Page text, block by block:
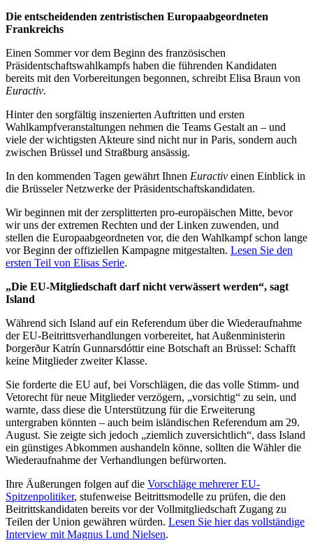
Die entscheidenden zentristischen Europaabgeordneten
Frankreichs
Einen Sommer vor dem Beginn des französischen
Präsidentschaftswahlkampfs haben die führenden Kandidaten
bereits mit den Vorbereitungen begonnen, schreibt Elisa Braun von
Euractiv.
Hinter den sorgfältig inszenierten Auftritten und ersten
Wahlkampfveranstaltungen nehmen die Teams Gestalt an – und
viele der wichtigsten Akteure sind nicht nur in Paris, sondern auch
zwischen Brüssel und Straßburg ansässig.
In den kommenden Tagen gewährt Ihnen Euractiv einen Einblick in
die Brüsseler Netzwerke der Präsidentschaftskandidaten.
Wir beginnen mit der zersplitterten pro-europäischen Mitte, bevor
wir uns der extremen Rechten und der Linken zuwenden, und
stellen die Europaabgeordneten vor, die den Wahlkampf schon lange
vor Beginn der offiziellen Kampagne mitgestalten. Lesen Sie den
ersten Teil von Elisas Serie.
„Die EU-Mitgliedschaft darf nicht verwässert werden“, sagt
Island
Während sich Island auf ein Referendum über die Wiederaufnahme
der EU-Beitrittsverhandlungen vorbereitet, hat Außenministerin
Þorgerður Katrín Gunnarsdóttir eine Botschaft an Brüssel: Schafft
keine Mitglieder zweiter Klasse.
Sie forderte die EU auf, bei Vorschlägen, die das volle Stimm- und
Vetorecht für neue Mitglieder verzögern, „vorsichtig“ zu sein, und
warnte, dass diese die Unterstützung für die Erweiterung
untergraben könnten – auch beim isländischen Referendum am 29.
August. Sie zeigte sich jedoch „ziemlich zuversichtlich“, dass Island
ein günstiges Abkommen aushandeln könne, sollten die Wähler die
Wiederaufnahme der Verhandlungen befürworten.
Ihre Äußerungen folgen auf die Vorschläge mehrerer EU-
Spitzenpolitiker, stufenweise Beitrittsmodelle zu prüfen, die den
Beitrittskandidaten bereits vor der Vollmitgliedschaft Zugang zu
Teilen der Union gewähren würden. Lesen Sie hier das vollständige
Interview mit Magnus Lund Nielsen.